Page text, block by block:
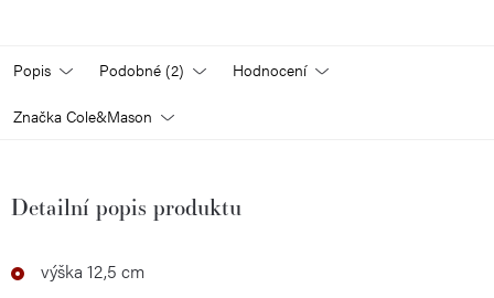
Popis Podobné (2) Hodnocení
Značka Cole&Mason
Detailní popis produktu
výška 12,5 cm